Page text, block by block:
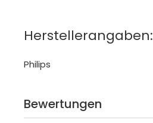
Herstellerangaben:
Philips
Bewertungen